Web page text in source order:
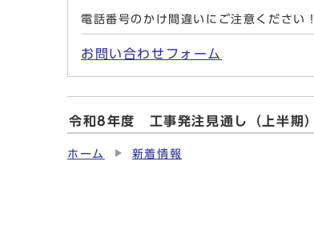
電話番号のかけ間違いにご注意ください！
お問い合わせフォーム
令和8年度 工事発注見通し（上半期
ホーム 新着情報